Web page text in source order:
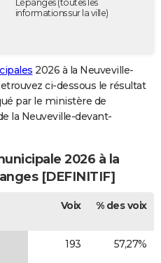
Lépanges(toutes les
informations sur la ville)
2026 à la Neuveville-
ci-dessous le résultat
par le ministère de
la Neuveville-devant-
2026 à la
[DEFINITIF]
Voix % des voix
193 57,27%